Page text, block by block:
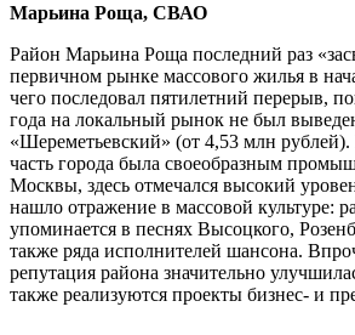
Марьина Роща, СВАО
Район Марьина Роща последний раз
первичном рынке массового жилья в
чего последовал пятилетний перерыв,
года на локальный рынок не был
«Шереметьевский» (от 4,53 млн
часть города была своеобразным
Москвы, здесь отмечался высокий
нашло отражение в массовой культуре:
упоминается в песнях Высоцкого,
также ряда исполнителей шансона.
репутация района значительно
также реализуются проекты бизнес- и